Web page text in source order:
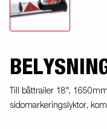
Till båttrailer 18",
sidomarkeringslyktor,